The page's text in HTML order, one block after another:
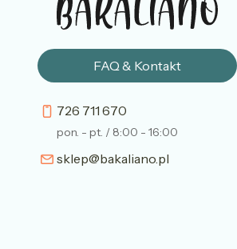
FAQ & Kontakt
726 711 670
pon. - pt. / 8:00 - 16:00
sklep@bakaliano.pl